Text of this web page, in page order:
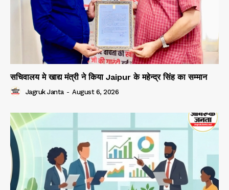
सचिवालय मे खाद्य मंत्री ने किया Jaipur के महेन्द्र सिंह का सम्मान
Jagruk Janta - August 6, 2026